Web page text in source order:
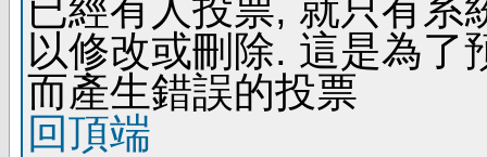
已經有人投票, 就只有系
以修改或刪除. 這是為了
而產生錯誤的投票
回頂端